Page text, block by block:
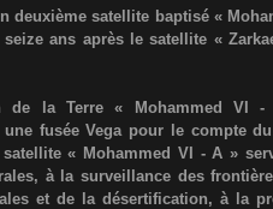
deuxième satellite baptisé «
ans après le satellite «
de la Terre « Mohammed
fusée Vega pour le compte
« Mohammed VI - A »
à la surveillance des
et de la désertification, à la